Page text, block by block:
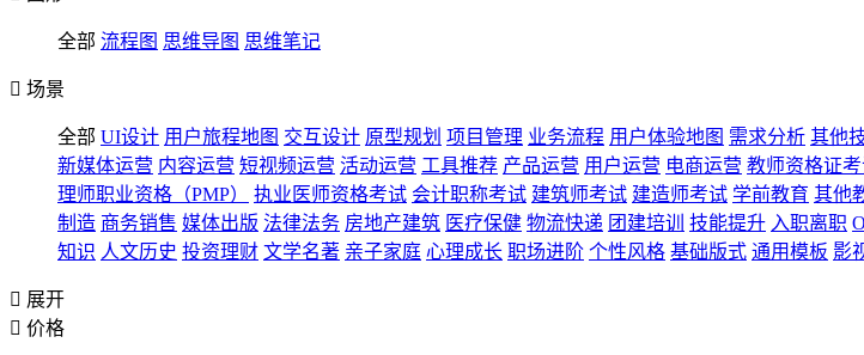
全部 流程图 思维导图 思维笔记
 场景
全部 UI设计 用户旅程地图 交互设计 原型规划 项目管理 业务流程 用户体验地图 需求分析 其他
新媒体运营 内容运营 短视频运营 活动运营 工具推荐 产品运营 用户运营 电商运营 教师资格证
理师职业资格（PMP）
执业医师资格考试 会计职称考试 建筑师考试 建造师考试 学前教育 其他
制造 商务销售 媒体出版 法律法务 房地产建筑 医疗保健 物流快递 团建培训 技能提升 入职离职
知识 人文历史 投资理财 文学名著 亲子家庭 心理成长 职场进阶 个性风格 基础版式 通用模板 影
 展开
 价格